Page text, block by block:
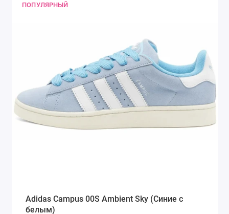
ПОПУЛЯРНЫЙ
Adidas Campus 00S Ambient Sky (Синие с
белым)